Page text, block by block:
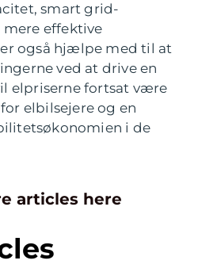
smart grid-
effektive
også hjælpe med til at
ved at drive en
elpriserne fortsat være
elbilsejere og en
i de
articles here